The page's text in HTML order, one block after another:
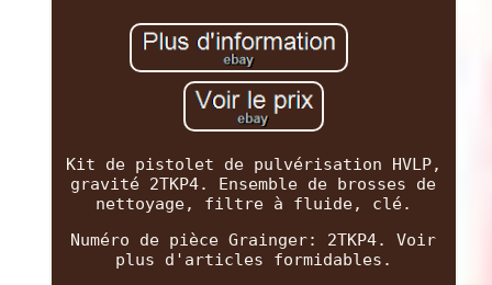
Kit de pistolet de pulvérisation HVLP,
gravité 2TKP4. Ensemble de brosses de
nettoyage, filtre à fluide, clé.
Numéro de pièce Grainger: 2TKP4. Voir
plus d'articles formidables.